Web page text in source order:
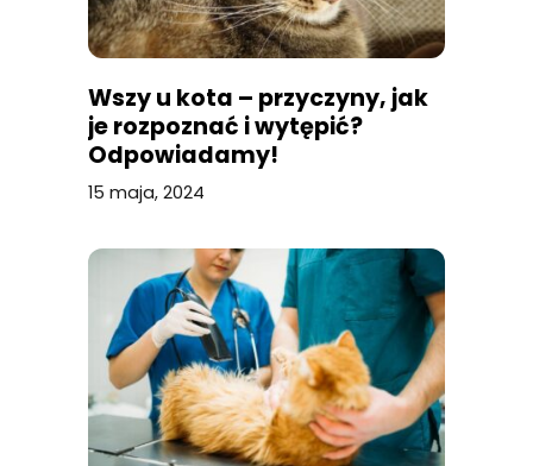
Wszy u kota – przyczyny, jak
je rozpoznać i wytępić?
Odpowiadamy!
15 maja, 2024